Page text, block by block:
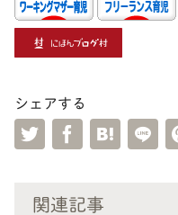
シェアする
関連記事